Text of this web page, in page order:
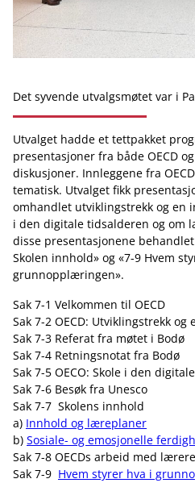
Det syvende utvalgsmøtet var i
Utvalget hadde et tettpakket
presentasjoner fra både OECD
diskusjoner. Innleggene fra
tematisk. Utvalget fikk
omhandlet utviklingstrekk og en
i den digitale tidsalderen og om
disse presentasjonene
Skolen innhold» og «7-9 Hvem
grunnopplæringen».
Sak 7-1 Velkommen til OECD
Sak 7-2 OECD: Utviklingstrekk
Sak 7-3 Referat fra møtet i Bodø
Sak 7-4 Retningsnotat fra Bodø
Sak 7-5 OECO: Skole i den
Sak 7-6 Besøk fra Unesco
Sak 7-7 Skolens innhold
a) Innhold og læreplaner
b) Sosiale- og emosjonelle
Sak 7-8 OECDs arbeid med
Sak 7-9 Hvem styrer hva i